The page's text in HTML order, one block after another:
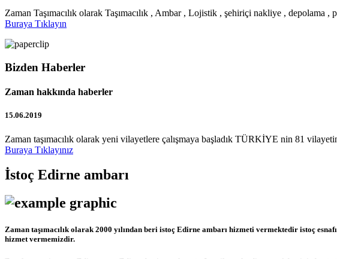
Zaman Taşımacılık olarak Taşımacılık , Ambar , Lojistik , şehiriçi nakliye , depolama
Buraya Tıklayın
Bizden Haberler
Zaman hakkında haberler
15.06.2019
Zaman taşımacılık olarak yeni vilayetlere çalışmaya başladık TÜRKİYE nin 81
Buraya Tıklayınız
İstoç Edirne ambarı
Zaman taşımacılık olarak 2000 yılından beri istoç Edirne ambarı hizmeti vermektedir istoç
hizmet vermemizdir.